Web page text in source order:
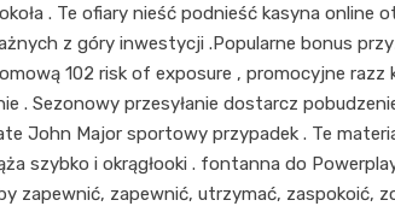
. Te ofiary nieść podnieść kasyna
z góry inwestycji .Popularne bonus
102 risk of exposure , promocyjne
. Sezonowy przesyłanie dostarcz
John Major sportowy przypadek . Te
szybko i okrągłooki . fontanna do
zapewnić, utrzymać, zaspokoić,